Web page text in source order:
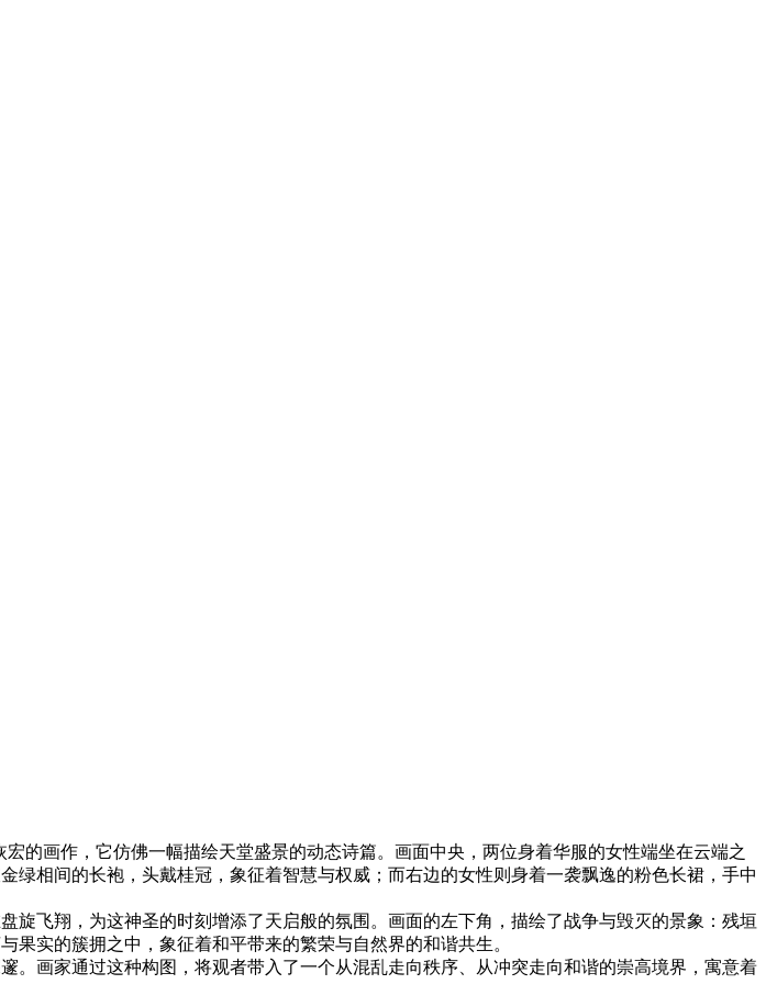
的画作，它仿佛一幅描绘天堂盛景的动态诗篇。画面中央，两位身着华服的女性端坐在云端之
绿相间的长袍，头戴桂冠，象征着智慧与权威；而右边的女性则身着一袭飘逸的粉色长裙，手中
飞翔，为这神圣的时刻增添了天启般的氛围。画面的左下角，描绘了战争与毁灭的景象：残垣
实的簇拥之中，象征着和平带来的繁荣与自然界的和谐共生。
画家通过这种构图，将观者带入了一个从混乱走向秩序、从冲突走向和谐的崇高境界，寓意着